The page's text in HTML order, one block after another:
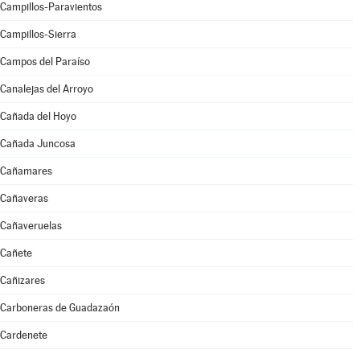
Campillos-Paravientos
Campillos-Sierra
Campos del Paraíso
Canalejas del Arroyo
Cañada del Hoyo
Cañada Juncosa
Cañamares
Cañaveras
Cañaveruelas
Cañete
Cañizares
Carboneras de Guadazaón
Cardenete